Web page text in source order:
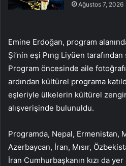
Ağustos 7, 2026
Emine Erdoğan, program
Şi’nin eşi Pıng Liyüen
Program öncesinde aile
ardından kültürel programa
eşleriyle ülkelerin kültürel
alışverişinde bulunuldu.
Programda, Nepal, Ermenistan,
Azerbaycan, İran, Mısır,
İran Cumhurbaşkanın kızı da